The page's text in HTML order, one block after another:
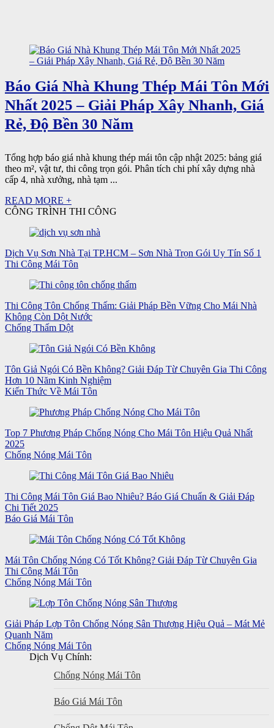
Báo Giá Nhà Khung Thép Mái Tôn Mới
Nhất 2025 – Giải Pháp Xây Nhanh, Giá
Rẻ, Độ Bền 30 Năm
Tổng hợp báo giá nhà khung thép mái tôn cập nhật 2025: bảng giá
theo m², vật tư, thi công trọn gói. Phân tích chi phí xây dựng nhà
cấp 4, nhà xưởng, nhà tạm ...
READ MORE +
CÔNG TRÌNH THI CÔNG
Dịch Vụ Sơn Nhà Tại TP.HCM – Sơn Nhà Trọn Gói Uy Tín Số 1
Thi Công Mái Tôn
Thi Công Tôn Chống Thấm: Giải Pháp Bền Vững Cho Mái Nhà
Không Còn Dột Nước
Chống Thấm Dột
Tôn Giả Ngói Có Bền Không? Giải Đáp Từ Chuyên Gia Thi Công
Hơn 10 Năm Kinh Nghiệm
Kiến Thức Về Mái Tôn
Top 7 Phương Pháp Chống Nóng Cho Mái Tôn Hiệu Quả Nhất
2025
Chống Nóng Mái Tôn
Thi Công Mái Tôn Giá Bao Nhiêu? Báo Giá Chuẩn & Giải Đáp
Chi Tiết 2025
Báo Giá Mái Tôn
Mái Tôn Chống Nóng Có Tốt Không? Giải Đáp Từ Chuyên Gia
Thi Công Mái Tôn
Chống Nóng Mái Tôn
Giải Pháp Lợp Tôn Chống Nóng Sân Thượng Hiệu Quả – Mát Mẻ
Quanh Năm
Chống Nóng Mái Tôn
Dịch Vụ Chính:
Chống Nóng Mái Tôn
Báo Giá Mái Tôn